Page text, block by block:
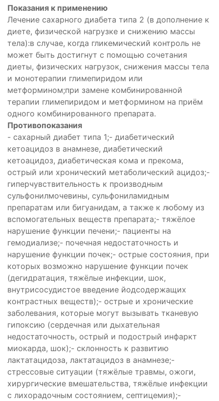
Показания к применению
Лечение сахарного диабета типа 2 (в дополнение к
диете, физической нагрузке и снижению массы
тела):в случае, когда гликемический контроль не
может быть достигнут с помощью сочетания
диеты, физических нагрузок, снижения массы тела
и монотерапии глимепиридом или
метформином;при замене комбинированной
терапии глимепиридом и метформином на приём
одного комбинированного препарата.
Противопоказания
- сахарный диабет типа 1;- диабетический
кетоацидоз в анамнезе, диабетический
кетоацидоз, диабетическая кома и прекома,
острый или хронический метаболический ацидоз;-
гиперчувствительность к производным
сульфонилмочевины, сульфониламидным
препаратам или бигуанидам, а также к любому из
вспомогательных веществ препарата;- тяжёлое
нарушение функции печени;- пациенты на
гемодиализе;- почечная недостаточность и
нарушение функции почек;- острые состояния, при
которых возможно нарушение функции почек
(дегидратация, тяжёлые инфекции, шок,
внутрисосудистое введение йодсодержащих
контрастных веществ);- острые и хронические
заболевания, которые могут вызывать тканевую
гипоксию (сердечная или дыхательная
недостаточность, острый и подострый инфаркт
миокарда, шок);- склонность к развитию
лактатацидоза, лактатацидоз в анамнезе;-
стрессовые ситуации (тяжёлые травмы, ожоги,
хирургические вмешательства, тяжёлые инфекции
с лихорадочным состоянием, септицемия);-